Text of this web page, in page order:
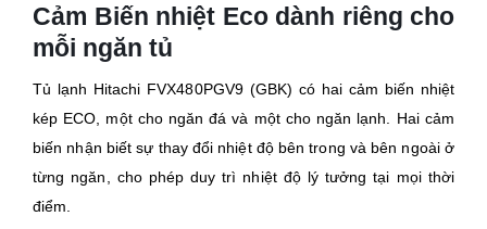
Cảm Biến nhiệt Eco dành riêng cho
mỗi ngăn tủ
Tủ lạnh Hitachi FVX480PGV9 (GBK) có hai cảm biến nhiệt
kép ECO, một cho ngăn đá và một cho ngăn lạnh. Hai cảm
biến nhận biết sự thay đổi nhiệt độ bên trong và bên ngoài ở
từng ngăn, cho phép duy trì nhiệt độ lý tưởng tại mọi thời
điểm.